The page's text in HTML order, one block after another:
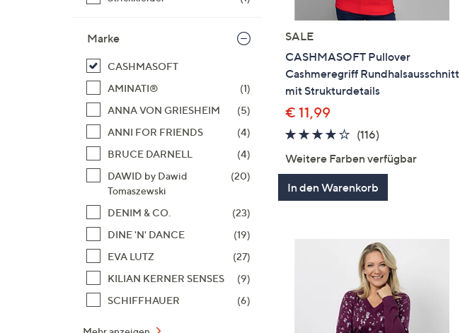
anzuzeigen.
Marke
CASHMASOFT
AMINATI®
(1)
ANNA VON GRIESHEIM
(5)
ANNI FOR FRIENDS
(4)
BRUCE DARNELL
(4)
DAWID by Dawid
Tomaszewski
(20)
DENIM & CO.
(23)
DINE 'N' DANCE
(19)
EVA LUTZ
(27)
KILIAN KERNER SENSES
(9)
SCHIFFHAUER
(6)
SALE
CASHMASOFT Pullover
Cashmeregriff Rundhalsausschnitt
mit Strukturdetails
€ 11,99
4.0
5
(116)116
Weitere Farben verfügbar
In den Warenkorb